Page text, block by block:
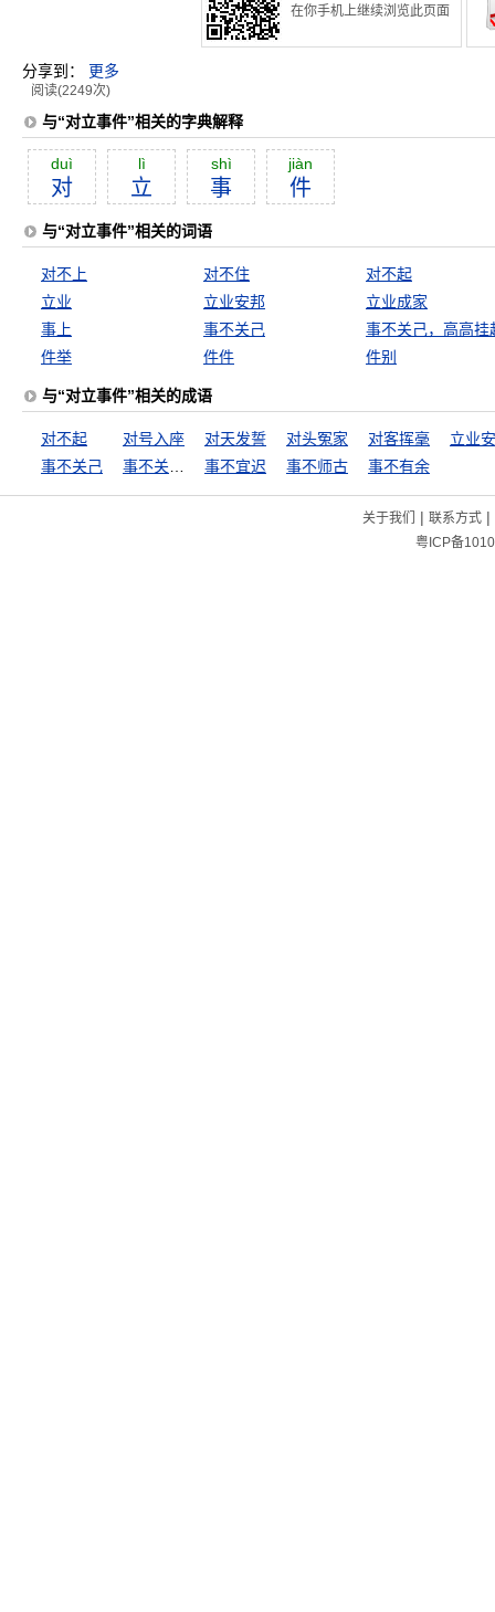
在你手机上继续浏览此页面
分享到： 更多
阅读(2249次)
与“对立事件”相关的字典解释
duì
对
lì
立
shì
事
jiàn
件
与“对立事件”相关的词语
对不上 对不住
对不起
立业
立业安邦
立业成家
事上
事不关己
事不关己，高高挂
件举
件件 件别
与“对立事件”相关的成语
对不起 对号入座 对天发誓 对头冤家 对客挥毫
立业
事不关己
事不宜迟 事不师古 事不有余
关于我们 | 联系方式|
粤ICP备